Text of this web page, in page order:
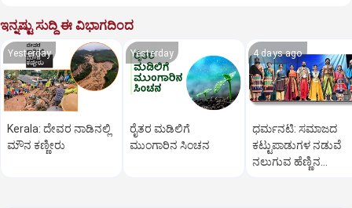
ಇನ್ನಷ್ಟು ಸುದ್ದಿ ಈ ವಿಭಾಗದಿಂದ
Yesterday
Kerala: ದೇವರ ನಾಡಿನಲ್ಲಿ
ಮೌನ ಕಣ್ಣೀರು
Yesterday
ರೈತರ ಮಡಿಲಿಗೆ
ಮುಂಗಾರಿನ ಸಿಂಚನ
4 days ago
ಧರ್ಮನಟಿ: ಸಮಾಜದ
ಕಟ್ಟುಪಾಡುಗಳ ನಡುವೆ
ನಲುಗುವ ಹೆಣ್ಣಿನ